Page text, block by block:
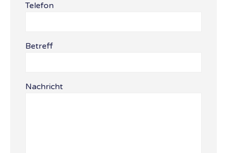
Telefon
Betreff
Nachricht